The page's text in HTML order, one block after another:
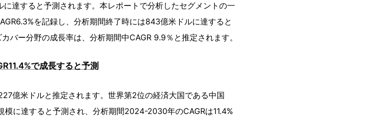
達すると予測されます。本レポートで分析したセグメントの一
を記録し、分析期間終了時には843億米ドルに達すると
バー分野の成長率は、分析期間中CAGR 9.9％と推定されます。
で成長すると予測
億米ドルと推定されます。世界第2位の経済大国である中国
に達すると予測され、分析期間2024-2030年のCAGRは11.4%